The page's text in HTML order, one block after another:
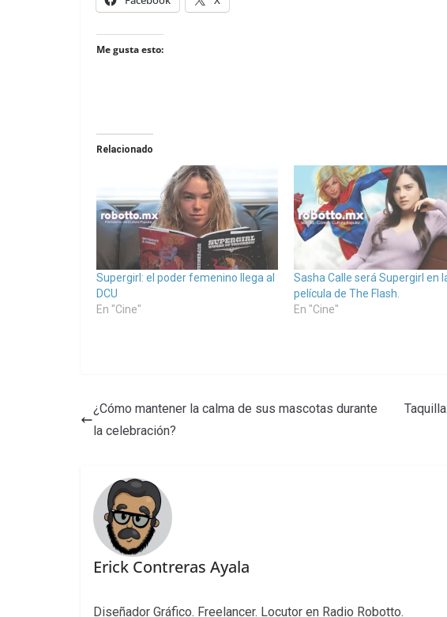
Me gusta esto:
Relacionado
Supergirl: el poder femenino llega al
DCU
En "Cine"
Sasha Calle será Supergirl en
película de The Flash.
En "Cine"
¿Cómo mantener la calma de sus mascotas durante
la celebración?
Erick Contreras Ayala
Diseñador Gráfico. Freelancer. Locutor en Radio Robotto.